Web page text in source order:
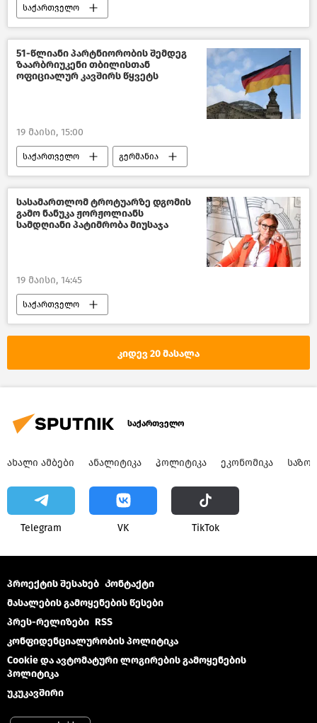
საქართველო
საქართველოს სახელმწიფო უსაფრთხოების სამსახური - სუსი
კრიმინალი საქართველოში
ახალი ამბები
51-წლიანი პარტნიორობის შემდეგ
ზაარბრიუკენი თბილისთან
ოფიციალურ კავშირს წყვეტს
19 მაისი, 15:00
საქართველო გერმანია
თბილისის მერია თბილისი დღეს
ახალი ამბები
სასამართლომ ტროტუარზე დგომის
გამო ნანუკა ჟორჟოლიანს
სამდღიანი პატიმრობა მიუსაჯა
19 მაისი, 14:45
საქართველო
პოლიტიკა საქართველოში
თბილისის საქალაქო სასამართლო
ახალი ამბები
კიდევ 20 მასალა
საქართველო
ᲐᲮᲐᲚᲘ ᲐᲛᲑᲔᲑᲘ ᲐᲜᲐᲚᲘᲢᲘᲙᲐ ᲞᲝᲚᲘᲢᲘᲙᲐ ᲔᲙᲝᲜᲝᲛᲘᲙᲐ
Telegram VK ТikТоk
პროექტის შესახებ Კონტაქტი
მასალების გამოყენების წესები
პრეს-რელიზები RSS
კონფიდენციალურობის პოლიტიკა
Cookie და ავტომატური ლოგირების გამოყენების
პოლიტიკა
უკუკავშირი